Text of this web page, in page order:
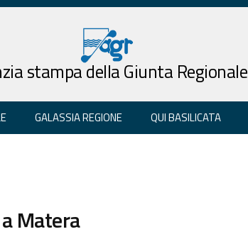
stampa della Giunta Regionale
GALASSIA REGIONE QUI BASILICATA
Matera